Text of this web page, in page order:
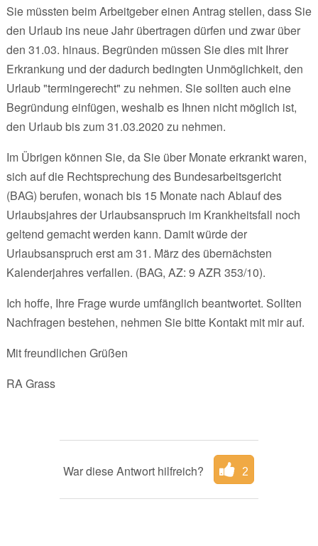
Sie müssten beim Arbeitgeber einen Antrag stellen, dass Sie
den Urlaub ins neue Jahr übertragen dürfen und zwar über
den 31.03. hinaus. Begründen müssen Sie dies mit Ihrer
Erkrankung und der dadurch bedingten Unmöglichkeit, den
Urlaub "termingerecht" zu nehmen. Sie sollten auch eine
Begründung einfügen, weshalb es Ihnen nicht möglich ist,
den Urlaub bis zum 31.03.2020 zu nehmen.
Im Übrigen können Sie, da Sie über Monate erkrankt waren,
sich auf die Rechtsprechung des Bundesarbeitsgericht
(BAG) berufen, wonach bis 15 Monate nach Ablauf des
Urlaubsjahres der Urlaubsanspruch im Krankheitsfall noch
geltend gemacht werden kann. Damit würde der
Urlaubsanspruch erst am 31. März des übernächsten
Kalenderjahres verfallen. (BAG, AZ: 9 AZR 353/10).
Ich hoffe, Ihre Frage wurde umfänglich beantwortet. Sollten
Nachfragen bestehen, nehmen Sie bitte Kontakt mit mir auf.
Mit freundlichen Grüßen
RA Grass
War diese Antwort hilfreich? 2